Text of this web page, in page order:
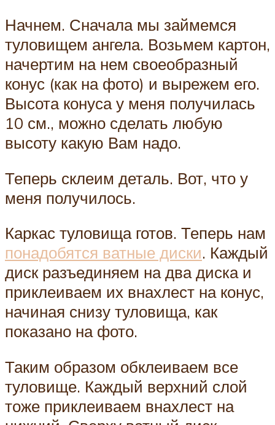
Начнем. Сначала мы займемся
туловищем ангела. Возьмем картон,
начертим на нем своеобразный
конус (как на фото) и вырежем его.
Высота конуса у меня получилась
10 см., можно сделать любую
высоту какую Вам надо.
Теперь склеим деталь. Вот, что у
меня получилось.
Каркас туловища готов. Теперь нам
понадобятся ватные диски. Каждый
диск разъединяем на два диска и
приклеиваем их внахлест на конус,
начиная снизу туловища, как
показано на фото.
Таким образом обклеиваем все
туловище. Каждый верхний слой
тоже приклеиваем внахлест на